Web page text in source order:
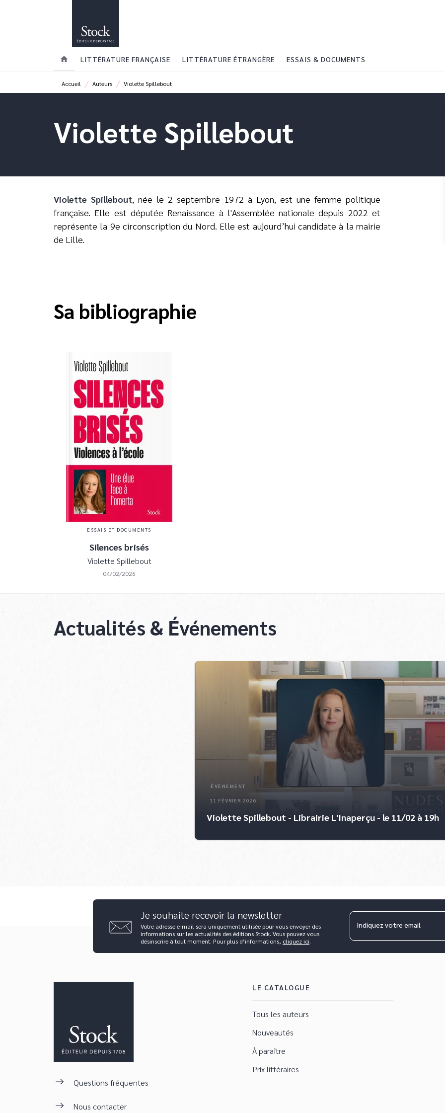
home LITTÉRATURE FRANÇAISE LITTÉRATURE ÉTRANGÈRE ESSAIS & DOCUMENTS
Accueil / Auteurs / Violette Spillebout
Violette Spillebout
Violette Spillebout, née le 2 septembre 1972 à Lyon, est une femme politique
française. Elle est députée Renaissance à l'Assemblée nationale depuis 2022 et
représente la 9e circonscription du Nord. Elle est aujourd’hui candidate à la mairie
de Lille.
Sa bibliographie
ESSAIS ET DOCUMENTS
Silences brisés
Violette Spillebout
04/02/2026
Actualités & Événements
ÉVÈNEMENT
11 FÉVRIER 2026
Violette Spillebout - Librairie L'Inaperçu - le 11/02 à 19h
Je souhaite recevoir la newsletter
Votre adresse e-mail sera uniquement utilisée pour vous envoyer des
informations sur les actualités des éditions Stock. Vous pouvez vous
désinscrire à tout moment. Pour plus d’informations, cliquez ici.
Indiquez votre email
Questions fréquentes
Nous contacter
LE CATALOGUE
Tous les auteurs
Nouveautés
À paraître
Prix littéraires